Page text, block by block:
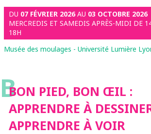
DU 07 FÉVRIER 2026AU 03 OCTOBRE 2026
MERCREDIS ET SAMEDIS APRÈS-MIDI DE
18H
Musée des moulages - Université Lumière
BBON PIED, BON ŒIL :
APPRENDRE À
APPRENDRE À VOIR